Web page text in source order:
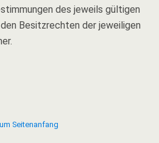
des jeweils gültigen
Besitzrechten der jeweiligen
Seitenanfang